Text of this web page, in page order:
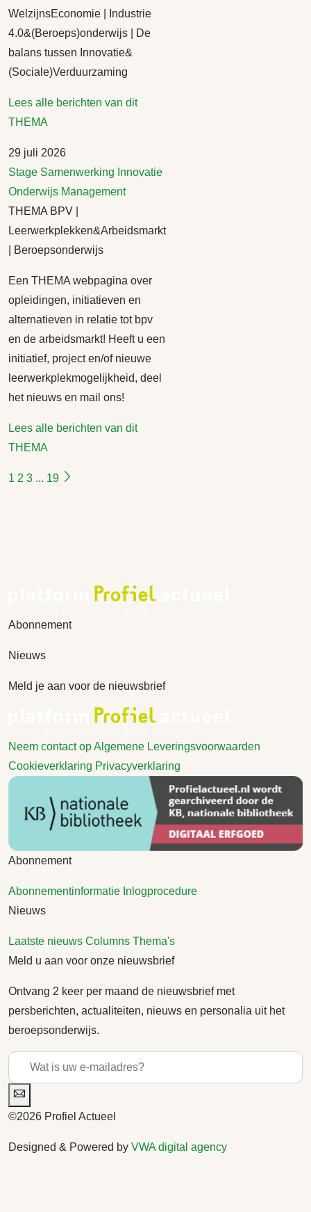
WelzijnsEconomie | Industrie
4.0&(Beroeps)onderwijs | De
balans tussen Innovatie&
(Sociale)Verduurzaming
Lees alle berichten van dit
THEMA
29 juli 2026
Stage Samenwerking Innovatie
Onderwijs Management
THEMA BPV |
Leerwerkplekken&Arbeidsmarkt
| Beroepsonderwijs
Een THEMA webpagina over
opleidingen, initiatieven en
alternatieven in relatie tot bpv
en de arbeidsmarkt! Heeft u een
initiatief, project en/of nieuwe
leerwerkplekmogelijkheid, deel
het nieuws en mail ons!
Lees alle berichten van dit
THEMA
1 2 3 ... 19
Abonnement
Nieuws
Meld je aan voor de nieuwsbrief
Neem contact opAlgemene Leveringsvoorwaarden
Cookieverklaring Privacyverklaring
Abonnement
Abonnementinformatie Inlogprocedure
Nieuws
Laatste nieuws Columns Thema's
Meld u aan voor onze nieuwsbrief
Ontvang 2 keer per maand de nieuwsbrief met
persberichten, actualiteiten, nieuws en personalia uit het
beroepsonderwijs.
©2026 Profiel Actueel
Designed & Powered by VWA digital agency